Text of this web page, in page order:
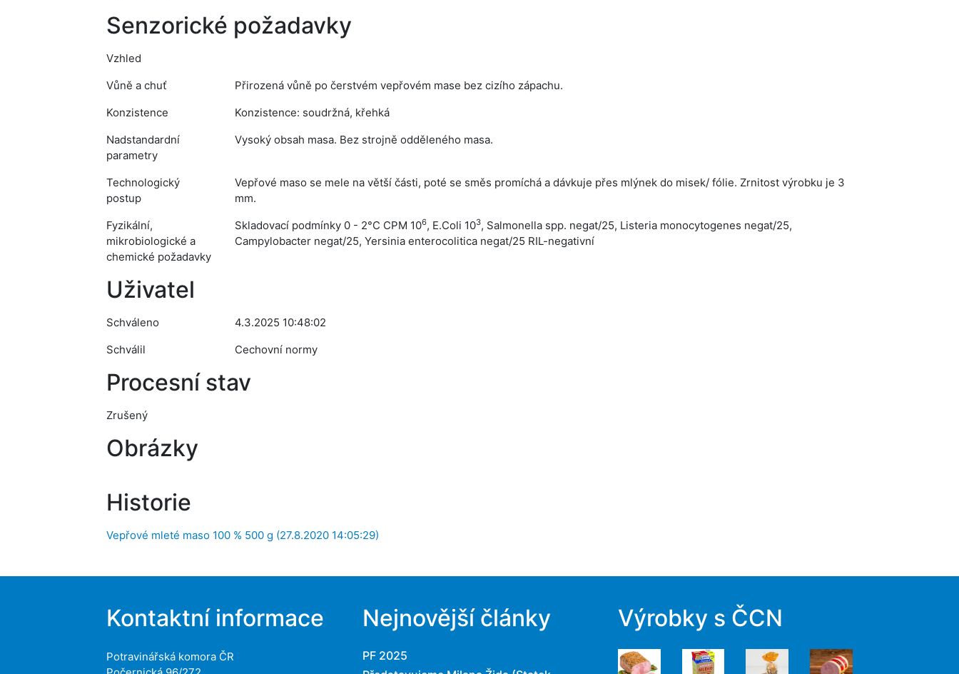
Senzorické požadavky
Vzhled
Vůně a chuť
Přirozená vůně po čerstvém vepřovém mase bez cizího zápachu.
Konzistence
Konzistence: soudržná, křehká
Nadstandardní
parametry
Vysoký obsah masa. Bez strojně odděleného masa.
Technologický
postup
Vepřové maso se mele na větší části, poté se směs promíchá a dávkuje přes mlýnek do misek/ fólie. Zrnitost výrobku je 3
mm.
Fyzikální,
mikrobiologické a
chemické požadavky
Skladovací podmínky 0 - 2°C CPM 106, E.Coli 103, Salmonella spp. negat/25, Listeria monocytogenes negat/25,
Campylobacter negat/25, Yersinia enterocolitica negat/25 RIL-negativní
Uživatel
Schváleno
4.3.2025 10:48:02
Schválil
Cechovní normy
Procesní stav
Zrušený
Obrázky
Historie
Vepřové mleté maso 100 % 500 g (27.8.2020 14:05:29)
Kontaktní informace
Potravinářská komora ČR
Nejnovější články
PF 2025
Výrobky s ČCN